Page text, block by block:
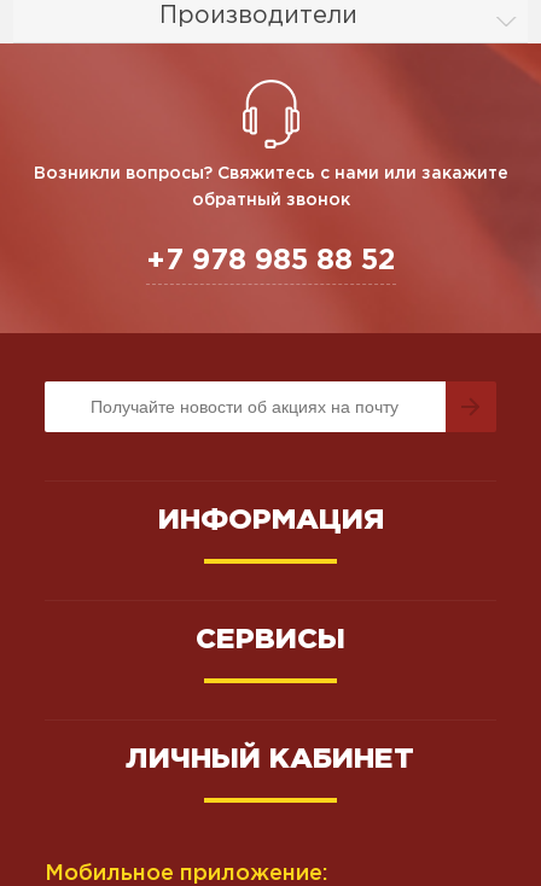
Производители
Возникли вопросы? Свяжитесь с нами или закажите
обратный звонок
+7 978 985 88 52
ИНФОРМАЦИЯ
СЕРВИСЫ
ЛИЧНЫЙ КАБИНЕТ
Мобильное приложение: